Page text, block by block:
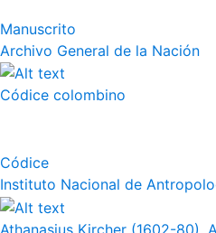
Manuscrito
Archivo General de la Nación
Códice colombino
Códice
Instituto Nacional de
Athanasius Kircher (1602-80),